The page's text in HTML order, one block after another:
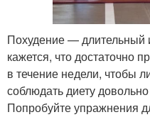
Похудение — длительный
кажется, что достаточно
в течение недели, чтобы
соблюдать диету
Попробуйте упражнения